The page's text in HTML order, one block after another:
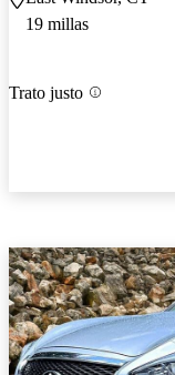
19 millas
Trato justo